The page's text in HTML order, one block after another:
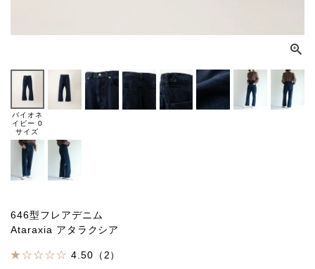
バイオネ
イビー 0
サイズ
646型フレアデニム
Ataraxia アタラクシア
4.50（2）